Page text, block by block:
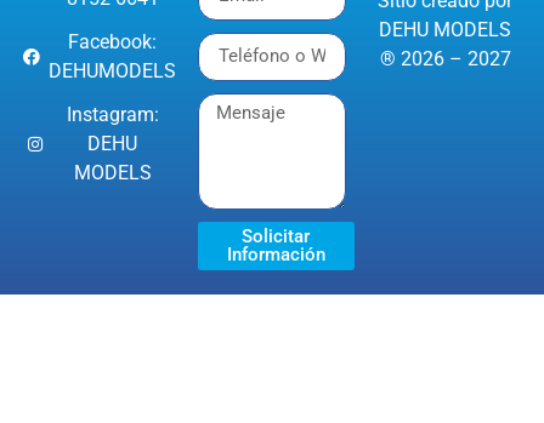
Facebook:
DEHUMODELS
Instagram:
DEHU
MODELS
Solicitar
Información
DEHU MODELS
® 2026 – 2027